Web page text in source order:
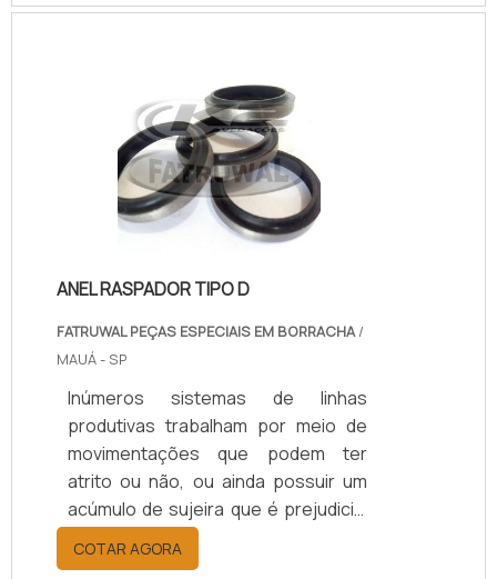
borracha também atua contra
presentes na finalização do objeto,
tratam-se de tonalidades que
podem vir a se dividir entre pretas,
azuis, brancas ou vermelhas.As
principais funções do produtoNo
que diz respeito às funções a ser.
ANEL RASPADOR TIPO D
FATRUWAL PEÇAS ESPECIAIS EM BORRACHA/
MAUÁ - SP
Inúmeros sistemas de linhas
produtivas trabalham por meio de
movimentações que podem ter
atrito ou não, ou ainda possuir um
acúmulo de sujeira que é prejudicial
ao sistema. Para lidar com este tipo
de situação, diversas empresas têm
COTAR AGORA